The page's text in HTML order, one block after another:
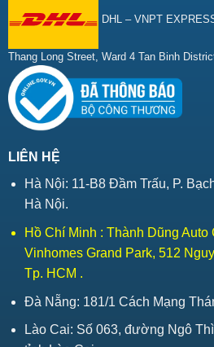
DHL – VNPT
Thang Long Street, Ward 4 Tan Binh
LIÊN HỆ
Hà Nội: 11-B8 Đầm Trấu, P.
Hà Nội.
Hồ Chí Minh : Thành Dũng Auto
Vinhomes Grand Park, 512
Tp. HCM .
Đà Nẵng: 181/1 Cách Mạng
Lào Cai: Số 063, đường Ngô